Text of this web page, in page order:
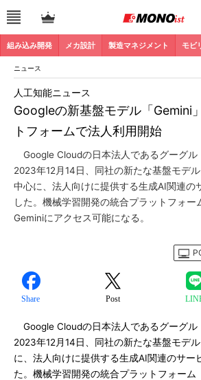
組み込み開発 メカ設計 製造マネジメント モビ
ニュース
Googleの新基盤モデル「Gemini
トフォームで法人利用開始
人工知能ニュース
Google Cloudの日本法人であるグーグル
2023年12月14日、同社の新たな基盤モデ
中心に、法人向けに提供する生成AI関連の
した。機械学習開発の統合プラットフォー
Geminiにアクセス可能になる。
Share Post
Google Cloudの日本法人であるグーグル
2023年12月14日、同社の新たな基盤モデ
に、法人向けに提供する生成AI関連のサー
た。機械学習開発の統合プラットフォーム